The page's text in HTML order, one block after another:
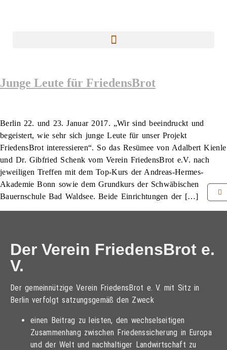
Junge Leute für FriedensBrot
Berlin 22. und 23. Januar 2017. „Wir sind beeindruckt und
begeistert, wie sehr sich junge Leute für unser Projekt
FriedensBrot interessieren“. So das Resümee von Adalbert Kienle
und Dr. Gibfried Schenk vom Verein FriedensBrot e.V. nach
jeweiligen Treffen mit dem Top-Kurs der Andreas-Hermes-
Akademie Bonn sowie dem Grundkurs der Schwäbischen
Bauernschule Bad Waldsee. Beide Einrichtungen der […]
Der Verein FriedensBrot e.
V.
Der gemeinnützige Verein FriedensBrot e. V. mit Sitz in
Berlin verfolgt satzungsgemäß den Zweck
einen Beitrag zu leisten, den wechselseitigen
Zusammenhang zwischen Friedenssicherung in Europa
und der Welt und nachhaltiger Landwirtschaft zu